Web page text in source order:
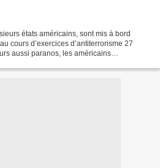
états américains, sont mis à bord
cours d’exercices d’antiterrorisme 27
aussi paranos, les américains